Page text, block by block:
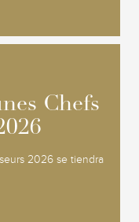
Chefs
2026 se tiendra
Chefs